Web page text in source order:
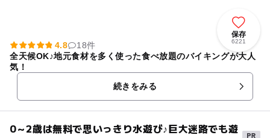
保存
6221
4.8
18件
全天候OK♪地元食材を多く使った食べ放題のバイキングが大人
気！
続きをみる
0～2歳は無料で思いっきり水遊び♪巨大迷路でも遊